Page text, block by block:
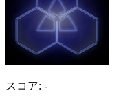
スコア: -